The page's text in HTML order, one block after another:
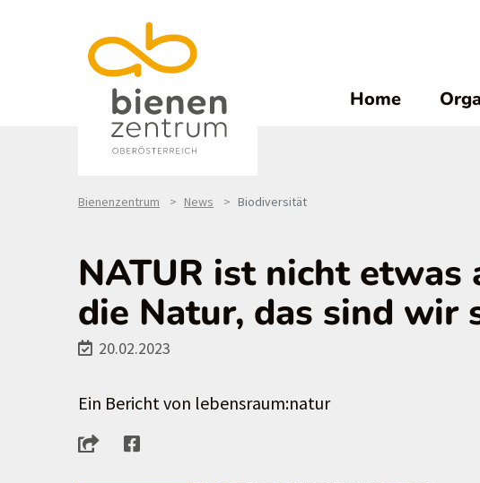
Home
Bienenzentrum News Biodiversität
NATUR ist nicht etwas
die Natur, das sind wir
20.02.2023
Ein Bericht von lebensraum:natur